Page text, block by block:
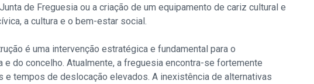
de Freguesia ou a criação de um equipamento de cariz cultural e
a cultura e o bem-estar social.
é uma intervenção estratégica e fundamental para o
do concelho. Atualmente, a freguesia encontra-se fortemente
e tempos de deslocação elevados. A inexistência de alternativas